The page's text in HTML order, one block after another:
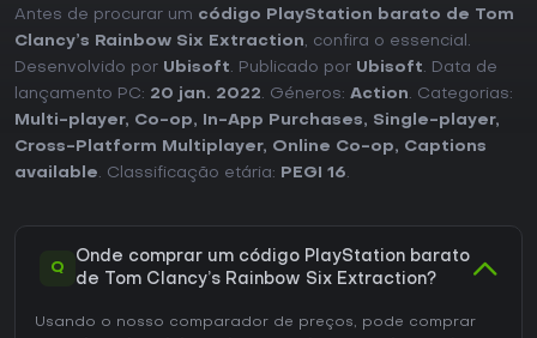
Antes de procurar um código PlayStation barato de Tom
Clancy’s Rainbow Six Extraction, confira o essencial.
Desenvolvido por Ubisoft. Publicado por Ubisoft. Data de
lançamento PC: 20 jan. 2022. Géneros: Action. Categorias:
Multi-player, Co-op, In-App Purchases, Single-player,
Cross-Platform Multiplayer, Online Co-op, Captions
available. Classificação etária: PEGI 16.
Q
Onde comprar um código PlayStation barato
de Tom Clancy’s Rainbow Six Extraction?
Usando o nosso comparador de preços, pode comprar